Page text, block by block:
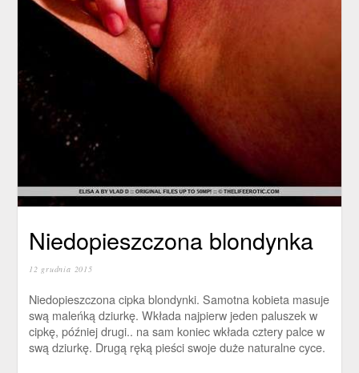
Niedopieszczona blondynka
12 grudnia 2015
Niedopieszczona cipka blondynki. Samotna kobieta masuje
swą maleńką dziurkę. Wkłada najpierw jeden paluszek w
cipkę, później drugi.. na sam koniec wkłada cztery palce w
swą dziurkę. Drugą ręką pieści swoje duże naturalne cyce.